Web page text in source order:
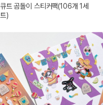
큐트 곰돌이 스티커팩(106개 1세
트)